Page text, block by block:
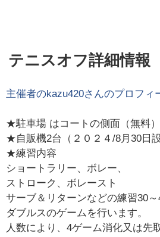
テニスオフ詳細情報
主催者のkazu420さんのプロフィ
★駐車場 はコートの側面（無料）
★自販機2台（２０２４/8月30日設
★練習内容
ショートラリー、ボレー、
ストローク、ボレースト
サーブ＆リターンなどの練習30～
ダブルスのゲームを行います。
人数により、4ゲーム消化又は先取